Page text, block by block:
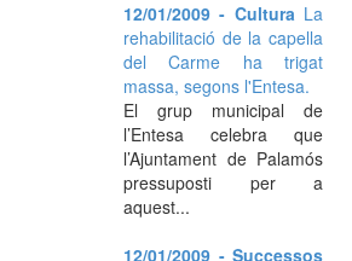
12/01/2009 - Cultura La
rehabilitació de la capella
del Carme ha trigat
massa, segons l'Entesa.
El grup municipal de
l’Entesa celebra que
l’Ajuntament de Palamós
pressuposti per a
aquest...
12/01/2009 - Successos